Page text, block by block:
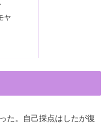
ヤ
た。自己採点はしたが復